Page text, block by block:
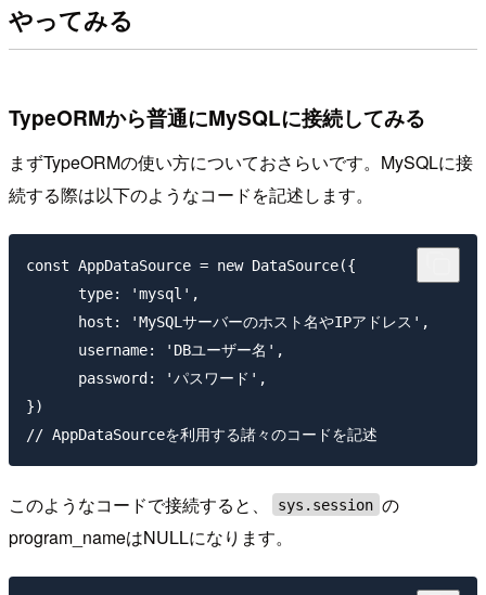
やってみる
TypeORMから普通にMySQLに接続してみる
まずTypeORMの使い方についておさらいです。MySQLに接
続する際は以下のようなコードを記述します。
const AppDataSource = new DataSource({
      type: 'mysql',
      host: 'MySQLサーバーのホスト名やIPアドレス',
      username: 'DBユーザー名',
      password: 'パスワード',
})
このようなコードで接続すると、 sys.session の
program_nameはNULLになります。